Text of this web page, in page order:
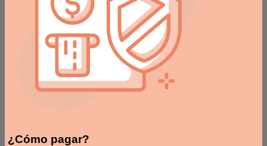
¿Cómo pagar?